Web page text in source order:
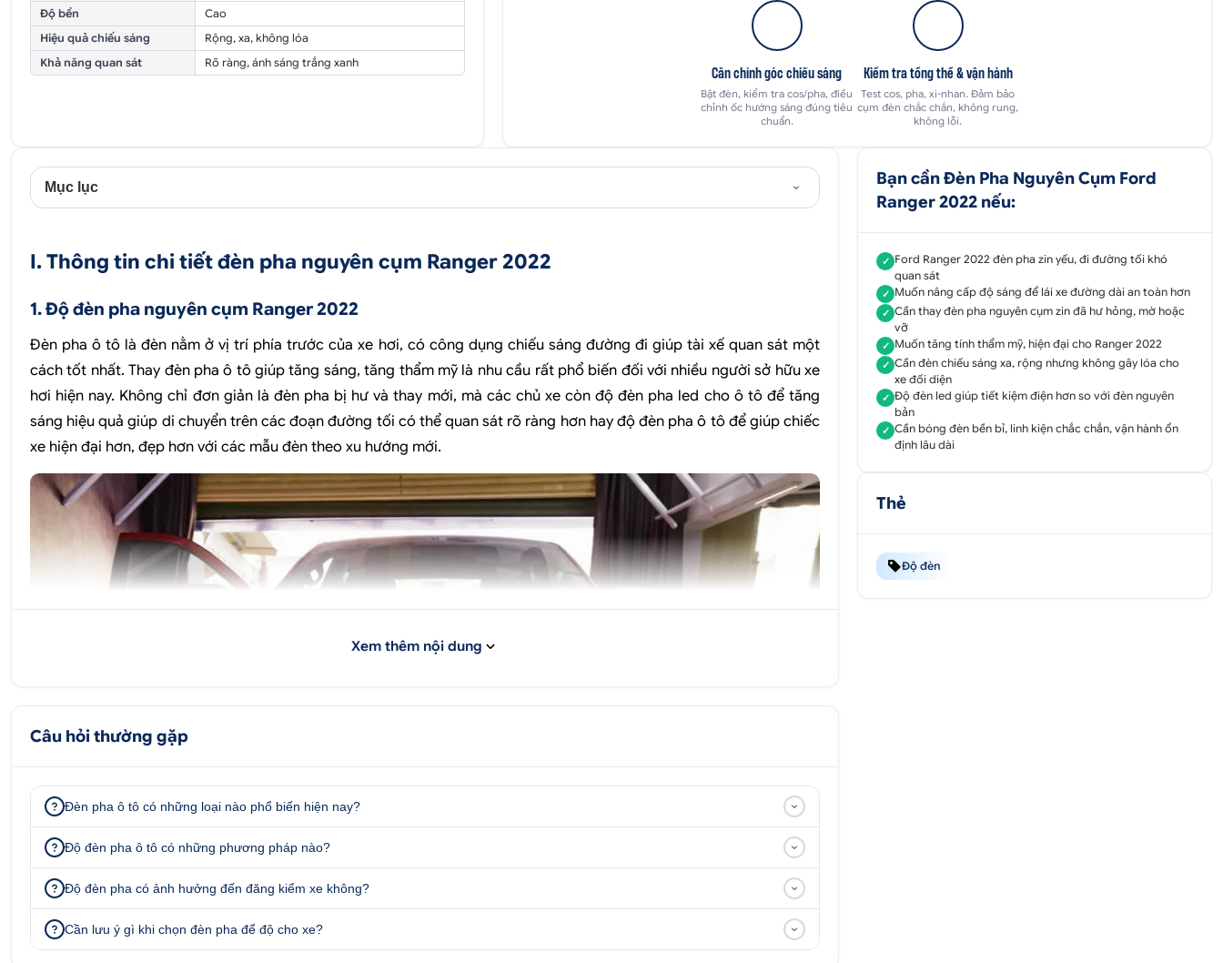
Độ bền
Cao
Hiệu quả chiếu sáng
Rộng, xa, không lóa
Khả năng quan sát
Rõ ràng, ánh sáng trắng xanh
Căn chỉnh góc chiếu sáng
Bật đèn, kiểm tra cos/pha, điều
chỉnh ốc hướng sáng đúng tiêu
chuẩn.
Kiểm tra tổng thể & vận hành
Test cos, pha, xi-nhan. Đảm bảo
cụm đèn chắc chắn, không rung,
không lỗi.
Mục lục
I. Thông tin chi tiết đèn pha nguyên cụm Ranger 2022
1. Độ đèn pha nguyên cụm Ranger 2022
Đèn pha ô tô là đèn nằm ở vị trí phía trước của xe hơi, có công dụng chiếu sáng đường đi giúp tài xế quan sát một
cách tốt nhất. Thay đèn pha ô tô giúp tăng sáng, tăng thẩm mỹ là nhu cầu rất phổ biến đối với nhiều người sở hữu xe
hơi hiện nay. Không chỉ đơn giản là đèn pha bị hư và thay mới, mà các chủ xe cònđộ đèn pha led cho ô tôđể tăng
sáng hiệu quả giúp di chuyển trên các đoạn đường tối có thể quan sát rõ ràng hơn hay độ đèn pha ô tô để giúp chiếc
xe hiện đại hơn, đẹp hơn với các mẫu đèn theo xu hướng mới.
Xem thêm nội dung
Câu hỏi thường gặp
Đèn pha ô tô có những loại nào phổ biến hiện nay?
Độ đèn pha ô tô có những phương pháp nào?
Độ đèn pha có ảnh hưởng đến đăng kiểm xe không?
Cần lưu ý gì khi chọn đèn pha để độ cho xe?
Bạn cần Đèn Pha Nguyên Cụm Ford
Ranger 2022 nếu:
✓ Ford Ranger 2022 đèn pha zin yếu, đi đường tối khó
quan sát
✓ Muốn nâng cấp độ sáng để lái xe đường dài an toàn hơn
✓ Cần thay đèn pha nguyên cụm zin đã hư hỏng, mờ hoặc
vỡ
✓ Muốn tăng tính thẩm mỹ, hiện đại cho Ranger 2022
✓ Cần đèn chiếu sáng xa, rộng nhưng không gây lóa cho
xe đối diện
✓ Độ đèn led giúp tiết kiệm điện hơn so với đèn nguyên
bản
✓ Cần bóng đèn bền bỉ, linh kiện chắc chắn, vận hành ổn
định lâu dài
Thẻ
Độ đèn